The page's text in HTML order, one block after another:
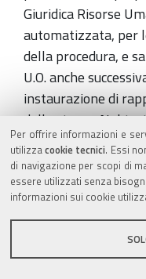
Per offrire informazioni e
utilizzacookie tecnici. Essi
di navigazione per scopi di
essere utilizzati senza
informazioni sui cookie
Giuridica Risorse
automatizzata, per
della procedura, e
U.O. anche
instaurazione di
dello stesso. Nel
compresa ogni
pubblicazione
dati potranno
parte di coloro che
interesse ai sensi
successive